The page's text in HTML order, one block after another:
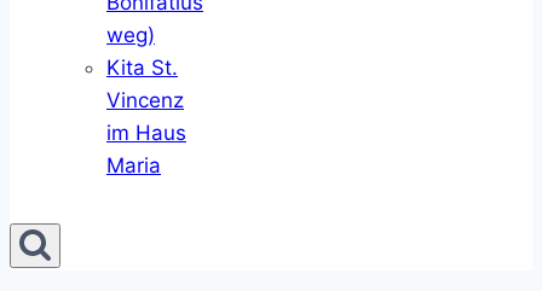
weg)
Kita St.
Vincenz
im Haus
Maria